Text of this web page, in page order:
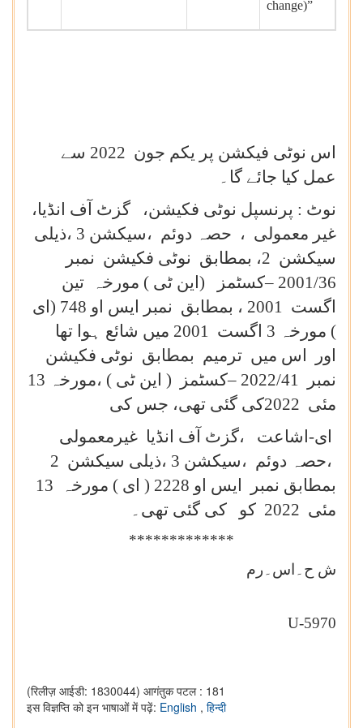
change)”
اس نوٹی فیکشن پر یکم جون 2022 سے
عمل کیا جائے گا۔
نوٹ : پرنسپل نوٹی فکیشن، گزٹ آف انڈیا،
غیر معمولی ، حصہ دوئم ،سیکشن 3 ،ذیلی
سیکشن 2، بمطابق نوٹی فکیشن نمبر
2001/36 –کسٹمز (این ٹی ) مورخہ تین
اگست 2001 ، بمطابق نمبر ایس او 748 (ای
) مورخہ 3 اگست 2001 میں شائع ہوا تھا
اور اس میں ترمیم بمطابق نوٹی فکیشن
نمبر 2022/41 –کسٹمز ( این ٹی ) ،مورخہ 13
مئی 2022کی گئی تھی، جس کی
ای-اشاعت ،گزٹ آف انڈیا غیرمعمولی
بمطابق نمبر ایس او 2228 ( ای ) مورخہ 13
مئی 2022 کو کی گئی تھی۔
*************
ش ح۔ اس۔رم
U-5970
(रिलीज़ आईडी: 1830044) आगंतुक पटल : 181
इस विज्ञप्ति को इन भाषाओं में पढ़ें: English , हिन्दी